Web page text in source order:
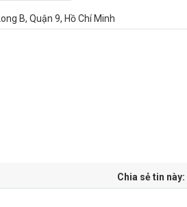
B, Quận 9, Hồ Chí Minh
Chia sẻ tin này: